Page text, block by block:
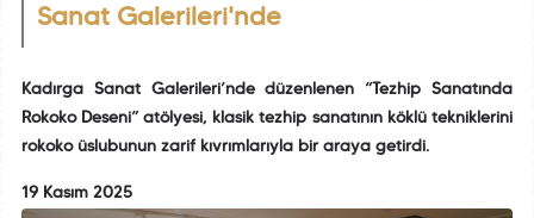
Sanat Galerileri'nde
Kadırga Sanat Galerileri’nde düzenlenen “Tezhip Sanatında
Rokoko Deseni” atölyesi, klasik tezhip sanatının köklü tekniklerini
rokoko üslubunun zarif kıvrımlarıyla bir araya getirdi.
19 Kasım 2025